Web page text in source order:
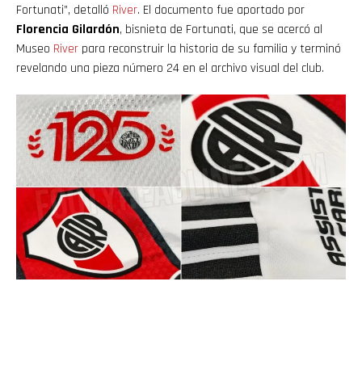
Fortunati”, detalló River. El documento fue aportado por
Florencia Gilardón, bisnieta de Fortunati, que se acercó al
Museo River para reconstruir la historia de su familia y terminó
revelando una pieza número 24 en el archivo visual del club.